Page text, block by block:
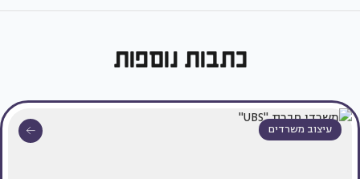
כתבות נוספות
עיצוב משרדים